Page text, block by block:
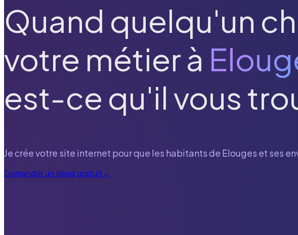
Quand quelqu'un
votre métier à
est-ce qu'il vous
Je crée votre site internet pour que les habitants de Elouges et ses
Demander un devis gratuit→